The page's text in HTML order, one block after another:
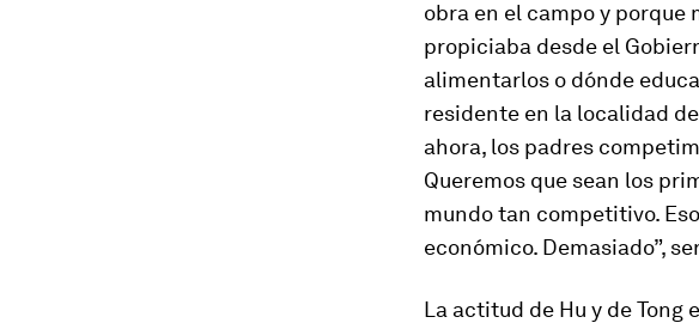
obra en el campo y porque
propiciaba desde el
alimentarlos o dónde
residente en la localidad
ahora, los padres
Queremos que sean los
mundo tan competitivo.
económico. Demasiado”,
La actitud de Hu y de Tong